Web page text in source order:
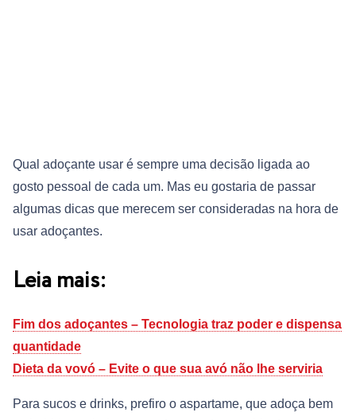
Qual adoçante usar é sempre uma decisão ligada ao
gosto pessoal de cada um. Mas eu gostaria de passar
algumas dicas que merecem ser consideradas na hora de
usar adoçantes.
Leia mais:
Fim dos adoçantes – Tecnologia traz poder e dispensa
quantidade
Dieta da vovó – Evite o que sua avó não lhe serviria
Para sucos e drinks, prefiro o aspartame, que adoça bem